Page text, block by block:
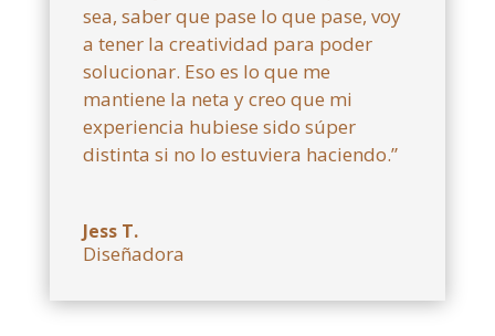
sea, saber que pase lo que pase, voy
a tener la creatividad para poder
solucionar. Eso es lo que me
mantiene la neta y creo que mi
experiencia hubiese sido súper
distinta si no lo estuviera haciendo.”
Jess T.
Diseñadora